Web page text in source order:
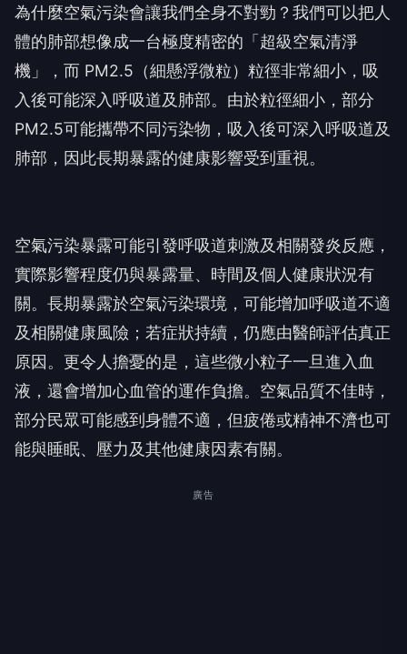
為什麼空氣污染會讓我們全身不對勁？我們可以把人
體的肺部想像成一台極度精密的「超級空氣清淨
機」，而 PM2.5（細懸浮微粒）粒徑非常細小，吸
入後可能深入呼吸道及肺部。由於粒徑細小，部分
PM2.5可能攜帶不同污染物，吸入後可深入呼吸道及
肺部，因此長期暴露的健康影響受到重視。
空氣污染暴露可能引發呼吸道刺激及相關發炎反應，
實際影響程度仍與暴露量、時間及個人健康狀況有
關。長期暴露於空氣污染環境，可能增加呼吸道不適
及相關健康風險；若症狀持續，仍應由醫師評估真正
原因。更令人擔憂的是，這些微小粒子一旦進入血
液，還會增加心血管的運作負擔。空氣品質不佳時，
部分民眾可能感到身體不適，但疲倦或精神不濟也可
能與睡眠、壓力及其他健康因素有關。
廣告